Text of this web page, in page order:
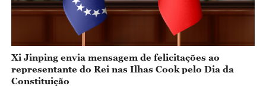
Xi Jinping envia mensagem de felicitações ao
representante do Rei nas Ilhas Cook pelo Dia da
Constituição